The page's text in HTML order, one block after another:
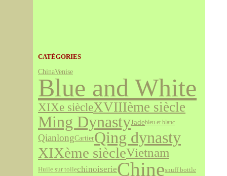
CATÉGORIES
ChinaVenise
Blue and White
XIXe siècleXVIIIème siècle
Ming DynastyJadebleu et blanc
QianlongCartierQing dynasty
XIXème siècleVietnam
Huile sur toilechinoiserieChinesnuff bottle